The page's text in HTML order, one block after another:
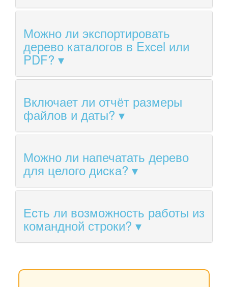
Можно ли экспортировать
дерево каталогов в Excel или
PDF?
Включает ли отчёт размеры
файлов и даты?
Можно ли напечатать дерево
для целого диска?
Есть ли возможность работы из
командной строки?